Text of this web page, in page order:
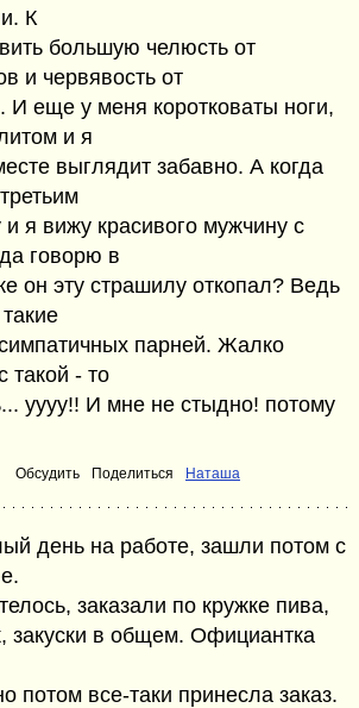
К
большую челюсть от
и червявость от
И еще у меня коротковаты ноги,
и я
выглядит забавно. А когда
я вижу красивого мужчину с
говорю в
он эту страшилу откопал? Ведь
парней. Жалко
такой - то
уууу!! И мне не стыдно! потому
Обсудить Поделиться Наташа
день на работе, зашли потом с
заказали по кружке пива,
закуски в общем. Официантка
потом все-таки принесла заказ.